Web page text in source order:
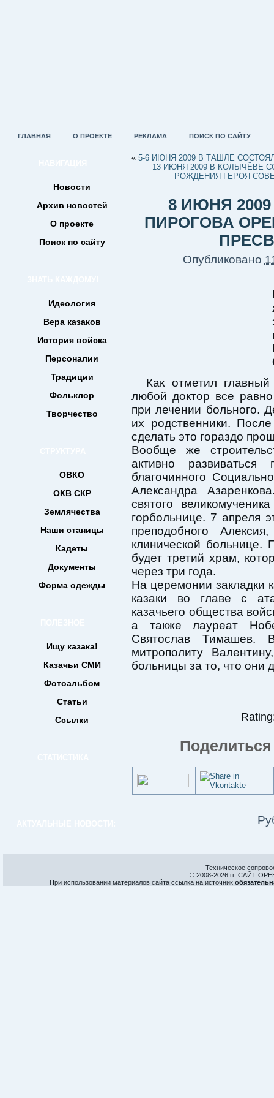
ГЛАВНАЯ О ПРОЕКТЕ РЕКЛАМА ПОИСК ПО САЙТУ
Новости
Архив новостей
О проекте
Поиск по сайту
Идеология
Вера казаков
История войска
Персоналии
Традиции
Фольклор
Творчество
ОВКО
ОКВ СКР
Землячества
Наши станицы
Кадеты
Документы
Форма одежды
Ищу казака!
Казачьи СМИ
Фотоальбом
Статьи
Ссылки
« 5-6 ИЮНЯ 2009 В ТАШЛЕ
13 ИЮНЯ 2009 В КОЛЫЧЁВЕ
РОЖДЕНИЯ ГЕРОЯ
8 ИЮНЯ
ПИРОГОВА
Опубликовано
Как отметил
любой доктор все
при лечении больного.
их родственники.
сделать это гораздо
Вообще же
активно
благочинного
Александра
святого
горбольнице. 7 апреля
преподобного
клинической
будет третий храм,
через три года.
На церемонии закладки
казаки во главе с
казачьего общества
а также лауреат
Святослав Тимашев.
митрополиту
больницы за то, что они
Техническое
© 2008-2026 гг. САЙТ
При использовании материалов сайта ссылка на источник